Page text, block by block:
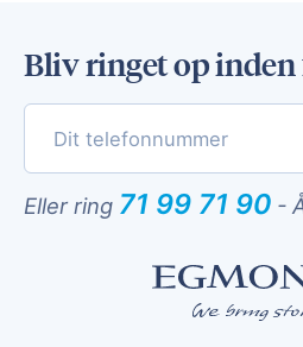
Bliv ringet op
Eller ring 71 99 71 90 -